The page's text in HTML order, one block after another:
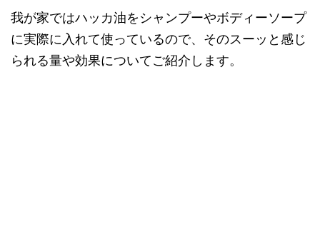
我が家ではハッカ油をシャンプーやボディーソープ
に実際に入れて使っているので、そのスーッと感じ
られる量や効果についてご紹介します。